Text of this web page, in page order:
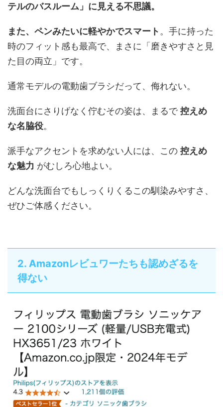
テルのバスルーム」に見える不思議。
また、ペンみたいに軽やかでスマート 。手に持った
時のフィット感も最高で、まさに「磨きやすさと見
た目の両立」です。
通常モデルの電動歯ブラシだって、侮れない。
洗面台にさりげなく佇むその姿は、まるで控えめ
な名脇役。
派手なアクセントを求めない人には、この 控えめ
な魅力 がむしろ心地よい。
どんな洗面台でもしっくりくるこの馴染みやすさ、
ぜひご体感ください。
2. Amazonレビュワーたちも認めざるを
得ない